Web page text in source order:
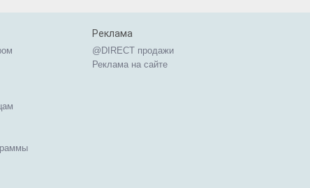
Реклама
@DIRECT продажи
Реклама на сайте